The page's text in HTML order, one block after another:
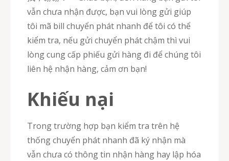
vẫn chưa nhận được, bạn vui lòng gửi giúp
tôi mã bill chuyển phát nhanh để tôi có thể
kiểm tra, nếu gửi chuyển phát chậm thì vui
lòng cung cấp phiếu gửi hàng đi để chúng tôi
liên hệ nhận hàng, cảm ơn bạn!
Khiếu nại
Trong trường hợp bạn kiểm tra trên hệ
thống chuyển phát nhanh đã ký nhận mà
vẫn chưa có thông tin nhận hàng hay lập hóa